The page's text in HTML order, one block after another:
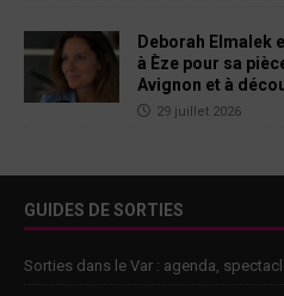
Deborah Elmalek
à Èze pour sa
Avignon et à
29 juillet 2026
GUIDES DE SORTIES
Sorties dans le Var : agenda,